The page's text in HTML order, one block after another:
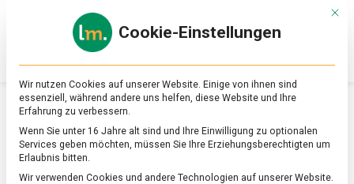
Online-
Magazin
zu
&
Ernährung
SCHLAGWORT:TIEMO WÖLKEN
Mit
Cookie-Einstellungen
Wir nutzen Cookies auf unserer Website. Einige von ihnen sind
essenziell, während andere uns helfen, diese Website und Ihre
Erfahrung zu verbessern.
Wenn Sie unter 16 Jahre alt sind und Ihre Einwilligung zu optionalen
Services geben möchten, müssen Sie Ihre Erziehungsberechtigten um
Erlaubnis bitten.
Wir verwenden Cookies und andere Technologien auf unserer Website.